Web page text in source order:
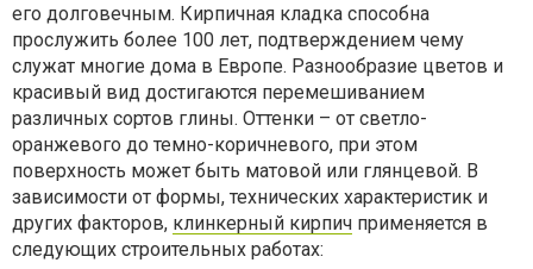
его долговечным. Кирпичная кладка способна
прослужить более 100 лет, подтверждением чему
служат многие дома в Европе. Разнообразие цветов и
красивый вид достигаются перемешиванием
различных сортов глины. Оттенки – от светло-
оранжевого до темно-коричневого, при этом
поверхность может быть матовой или глянцевой. В
зависимости от формы, технических характеристик и
других факторов, клинкерный кирпич применяется в
следующих строительных работах: